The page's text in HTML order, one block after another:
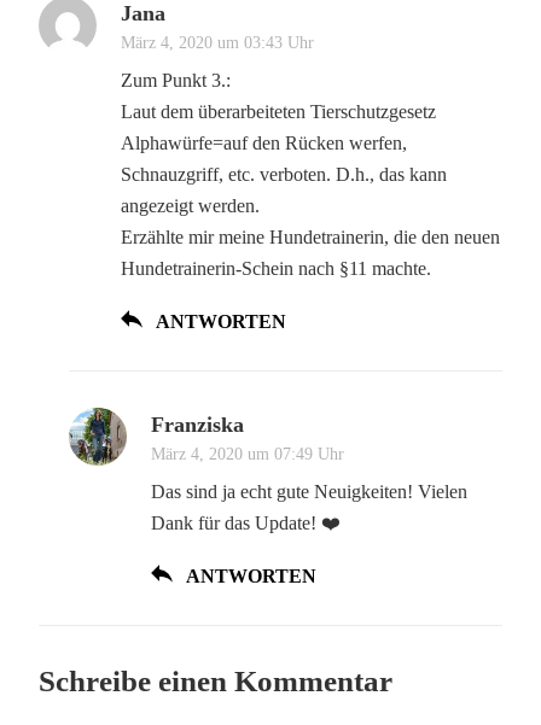
Jana
März 4, 2020 um 03:43 Uhr
Zum Punkt 3.:
Laut dem überarbeiteten Tierschutzgesetz
Alphawürfe=auf den Rücken werfen,
Schnauzgriff, etc. verboten. D.h., das kann
angezeigt werden.
Erzählte mir meine Hundetrainerin, die den neuen
Hundetrainerin-Schein nach §11 machte.
ANTWORTEN
Franziska
März 4, 2020 um 07:49 Uhr
Das sind ja echt gute Neuigkeiten! Vielen
Dank für das Update! ❤️
ANTWORTEN
Schreibe einen Kommentar